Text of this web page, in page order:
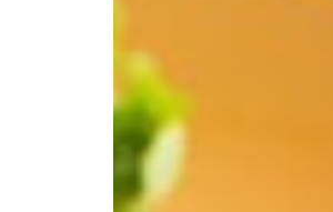
recettes
végétariennes
!